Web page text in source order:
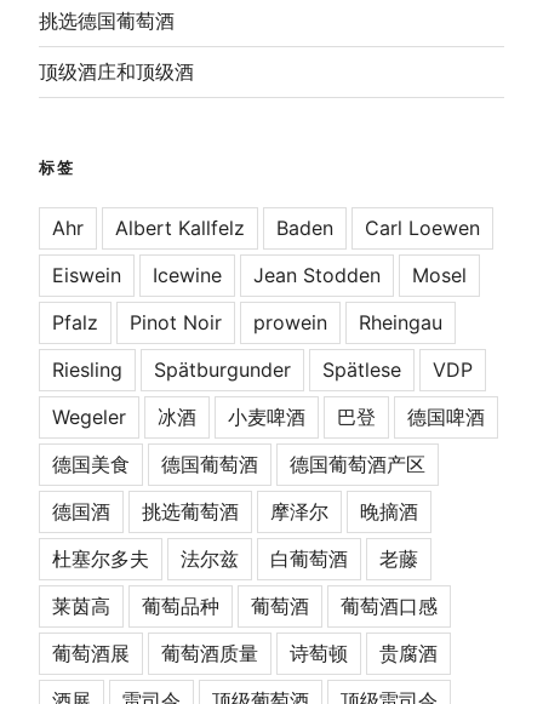
挑选德国葡萄酒
顶级酒庄和顶级酒
标签
Ahr Albert Kallfelz Baden
Carl Loewen
Eiswein
Icewine Jean Stodden
Mosel
Pfalz
Pinot Noir prowein
Rheingau
Riesling
Spätburgunder Spätlese
VDP
Wegeler
冰酒 小麦啤酒 巴登
德国啤酒
德国美食
德国葡萄酒
德国葡萄酒产区
德国酒
挑选葡萄酒 摩泽尔
晚摘酒
杜塞尔多夫
法尔兹 白葡萄酒
老藤
莱茵高
葡萄品种 葡萄酒
葡萄酒口感
葡萄酒展
葡萄酒质量 诗萄顿
贵腐酒